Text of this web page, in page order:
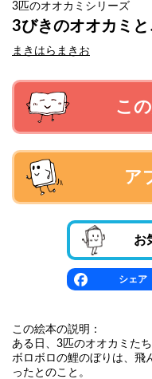
3匹のオオカミシリーズ
3びきのオオカミと
まきはらまきお
こ
ア
お
シェア
この絵本の説明：
ある日、3匹のオオカミた
ボロボロの鯉のぼりは、飛
ったとのこと。